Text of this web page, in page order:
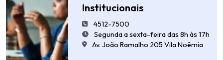
Institucionais
4512-7500
Segunda a sexta-feira das 8h às 17h
Av. João Ramalho 205 Vila Noêmia